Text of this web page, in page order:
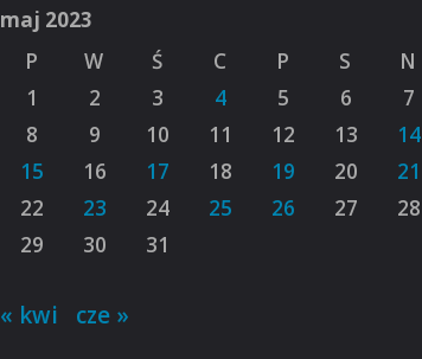
maj 2023
P
W Ś C P S
N
1
2 3 4 5 6
7
8
9 10 11 12 13
14
15
16 17 18 19 20
21
22
23 24 25 26 27
28
29
30 31
« kwi cze »